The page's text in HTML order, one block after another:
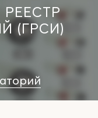
(ГРСИ)